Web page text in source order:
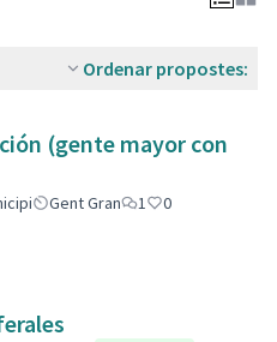
Ordenar propostes:
Gent Gran 1
0